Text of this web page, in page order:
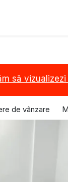
să
de vânzare